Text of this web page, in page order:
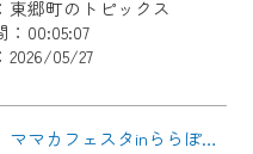
東郷町のトピックス
：00:05:07
2026/05/27
【東郷】ママカフェスタinららぽーと愛知東郷
必要となりま